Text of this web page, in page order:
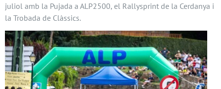
juliol amb la Pujada a ALP2500, el Rallysprint de la Cerdanya i
la Trobada de Clàssics.